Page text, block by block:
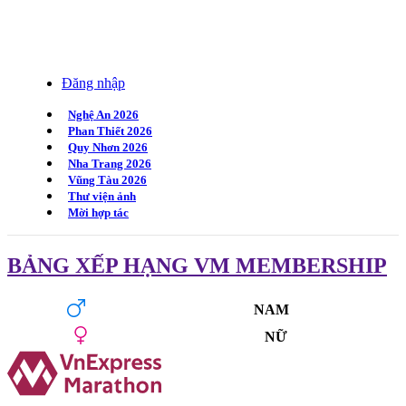
Đăng nhập
Nghệ An 2026
Phan Thiết 2026
Quy Nhơn 2026
Nha Trang 2026
Vũng Tàu 2026
Thư viện ảnh
Mời hợp tác
BẢNG XẾP HẠNG VM MEMBERSHIP
NAM
NỮ